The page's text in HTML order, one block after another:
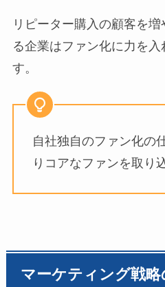
リピーター購入の顧客を
る企業はファン化に力を
す。
自社独自のファン化の
りコアなファンを取り
マーケティング戦略